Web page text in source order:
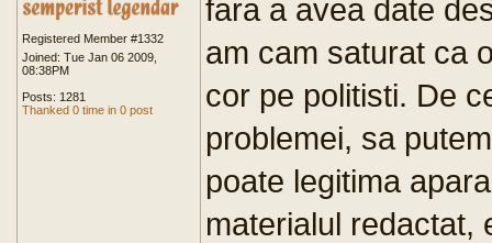
Registered Member #1332
Joined: Tue Jan 06 2009,
08:38PM
Posts: 1281
Thanked 0 time in 0 post
fara a avea date
am cam saturat ca
cor pe politisti. De
problemei, sa
poate legitima
materialul redactat,